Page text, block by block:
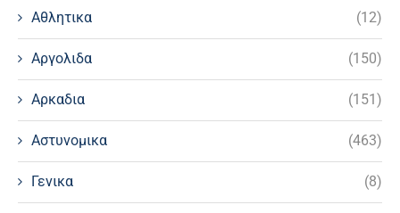
Αθλητικα (12)
Αργολιδα (150)
Αρκαδια (151)
Αστυνομικα (463)
Γενικα (8)